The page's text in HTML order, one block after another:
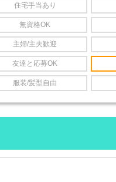
住宅手当あり
無資格OK
主婦/主夫歓迎
友達と応募OK
服装/髪型自由